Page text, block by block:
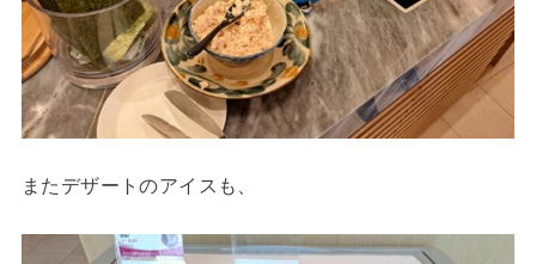
またデザートのアイスも、